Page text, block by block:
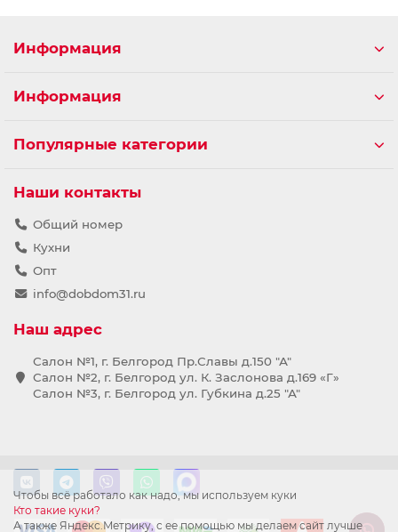
Чтобы всё работало как надо, мы используем куки
Кто такие куки?
А также Яндекс.Метрику, с ее помощью мы делаем сайт лучше
Информация
Информация
Популярные категории
Наши контакты
Общий номер
Кухни
Опт
info@dobdom31.ru
Наш адрес
Салон №1, г. Белгород Пр.Славы д.150 "А"
Салон №2, г. Белгород ул. К. Заслонова д.169 «Г»
Салон №3, г. Белгород ул. Губкина д.25 "А"